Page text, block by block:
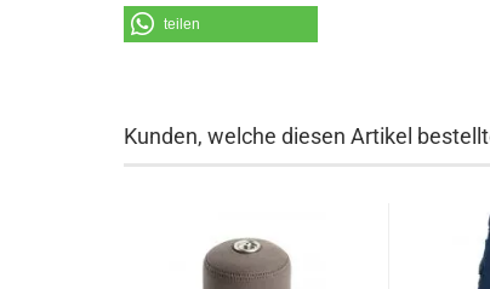
teilen
Kunden, welche diesen Artikel